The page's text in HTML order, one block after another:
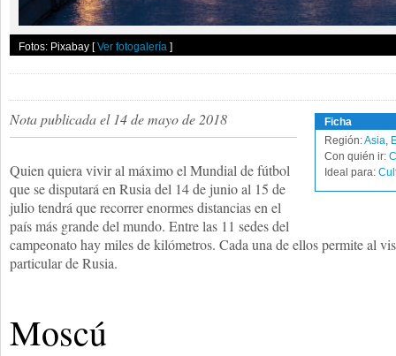
Fotos: Pixabay [Ver fotogalería ]
Ficha
Región:Asia,
Con quién ir:
Ideal para:
Nota publicada el 14 de mayo de 2018
Quien quiera vivir al máximo el Mundial de fútbol
que se disputará en Rusia del 14 de junio al 15 de
julio tendrá que recorrer enormes distancias en el
país más grande del mundo. Entre las 11 sedes del
campeonato hay miles de kilómetros. Cada una de ellos permite al
particular de Rusia.
Moscú